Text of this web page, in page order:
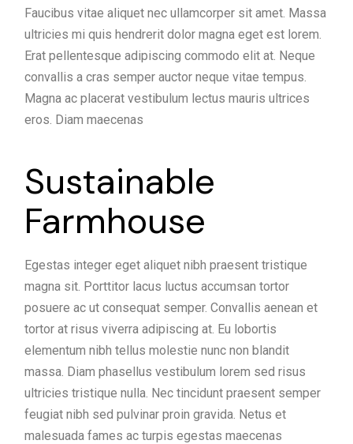
Faucibus vitae aliquet nec ullamcorper sit amet. Massa
ultricies mi quis hendrerit dolor magna eget est lorem.
Erat pellentesque adipiscing commodo elit at. Neque
convallis a cras semper auctor neque vitae tempus.
Magna ac placerat vestibulum lectus mauris ultrices
eros. Diam maecenas
Sustainable
Farmhouse
Egestas integer eget aliquet nibh praesent tristique
magna sit. Porttitor lacus luctus accumsan tortor
posuere ac ut consequat semper. Convallis aenean et
tortor at risus viverra adipiscing at. Eu lobortis
elementum nibh tellus molestie nunc non blandit
massa. Diam phasellus vestibulum lorem sed risus
ultricies tristique nulla. Nec tincidunt praesent semper
feugiat nibh sed pulvinar proin gravida. Netus et
malesuada fames ac turpis egestas maecenas